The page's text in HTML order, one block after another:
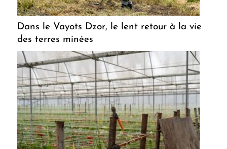
Dans le Vayots Dzor, le lent retour à la vie
des terres minées